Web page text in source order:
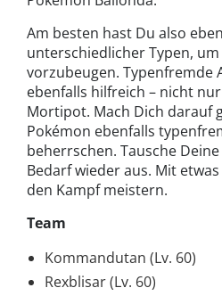
Am besten hast Du also
unterschiedlicher Typen,
vorzubeugen. Typenfremde
ebenfalls hilfreich – nicht
Mortipot. Mach Dich darauf
Pokémon ebenfalls
beherrschen. Tausche
Bedarf wieder aus. Mit
den Kampf meistern.
Team
Kommandutan (Lv. 60)
Rexblisar (Lv. 60)